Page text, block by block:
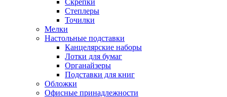
Скрепки
Степлеры
Точилки
Мелки
Настольные подставки
Канцелярские наборы
Лотки для бумаг
Органайзеры
Подставки для книг
Обложки
Офисные принадлежности